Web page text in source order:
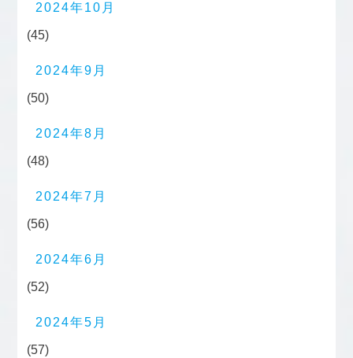
2024年10月
(45)
2024年9月
(50)
2024年8月
(48)
2024年7月
(56)
2024年6月
(52)
2024年5月
(57)